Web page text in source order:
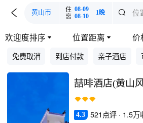
 黄山市 住 08-09
离 08-10 1晚  位
欢迎度排序  位置距离  价
免费取消 到店付款 亲子酒店
喆啡酒店(黄山
4.3
521点评 · 1.5万